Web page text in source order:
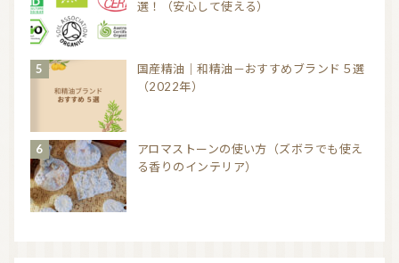
選！（安心して使える）
国産精油｜和精油－おすすめブランド５選
（2022年）
アロマストーンの使い方（ズボラでも使え
る香りのインテリア）